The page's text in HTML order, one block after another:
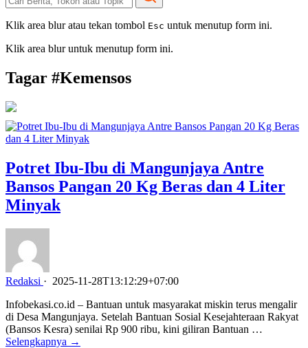
Klik area blur atau tekan tombol Esc untuk menutup form ini.
Klik area blur untuk menutup form ini.
Tagar #Kemensos
Potret Ibu-Ibu di Mangunjaya Antre
Bansos Pangan 20 Kg Beras dan 4 Liter
Minyak
Redaksi · 2025-11-28T13:12:29+07:00
Infobekasi.co.id – Bantuan untuk masyarakat miskin terus mengalir
di Desa Mangunjaya. Setelah Bantuan Sosial Kesejahteraan Rakyat
(Bansos Kesra) senilai Rp 900 ribu, kini giliran Bantuan …
Selengkapnya →